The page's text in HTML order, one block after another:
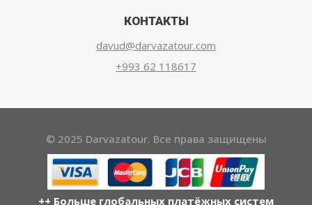
КОНТАКТЫ
davud@darvazatour.com
+993 62 118617
© 2025 Darvazatour. Все права защищены
++ Больше глобальных платёжных систем